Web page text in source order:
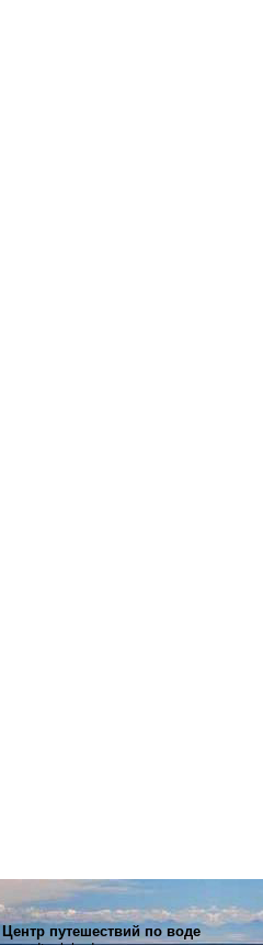
Центр путешествий по воде